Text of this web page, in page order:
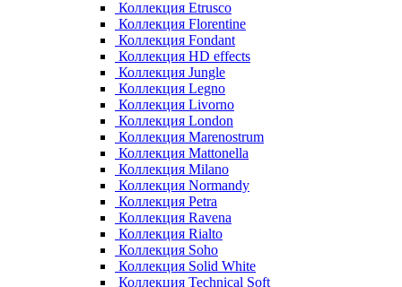
Коллекция Etrusco
Коллекция Florentine
Коллекция Fondant
Коллекция HD effects
Коллекция Jungle
Коллекция Legno
Коллекция Livorno
Коллекция London
Коллекция Marenostrum
Коллекция Mattonella
Коллекция Milano
Коллекция Normandy
Коллекция Petra
Коллекция Ravena
Коллекция Rialto
Коллекция Soho
Коллекция Solid White
Коллекция Technical Soft